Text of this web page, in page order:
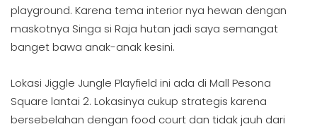
playground. Karena tema interior nya hewan dengan
maskotnya Singa si Raja hutan jadi saya semangat
banget bawa anak-anak kesini.
Lokasi Jiggle Jungle Playfield ini ada di Mall Pesona
Square lantai 2. Lokasinya cukup strategis karena
bersebelahan dengan food court dan tidak jauh dari